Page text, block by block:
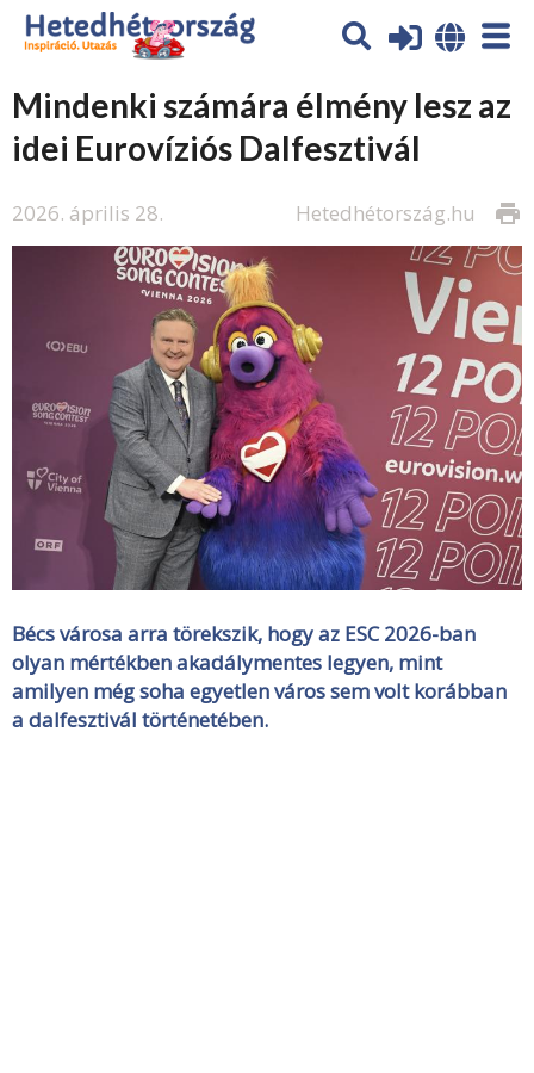
Mindenki számára élmény lesz az
idei Eurovíziós Dalfesztivál
2026. április 28. print
Hetedhétország.hu
Bécs városa arra törekszik, hogy az ESC 2026-ban
olyan mértékben akadálymentes legyen, mint
amilyen még soha egyetlen város sem volt korábban
a dalfesztivál történetében.